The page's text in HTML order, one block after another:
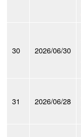
30 2026/06/30
31 2026/06/28